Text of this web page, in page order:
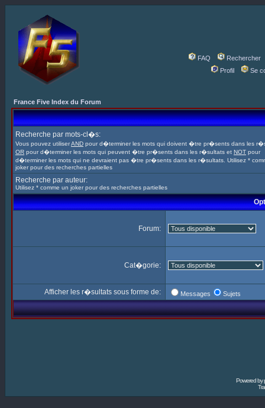
FAQ
Rechercher
Profil
Se
France Five Index du Forum
Recherche par mots-cl�s:
Vous pouvez utiliserAND pour d�terminer les mots qui doivent �tre pr�sents dans les
OR pour d�terminer les mots qui peuvent �tre pr�sents dans les r�sultats et NOT pour
d�terminer les mots qui ne devraient pas �tre pr�sents dans les r�sultats. Utilisez *
joker pour des recherches partielles
Recherche par auteur:
Utilisez * comme un joker pour des recherches partielles
Forum:
Cat�gorie:
Afficher les r�sultats sous forme de: Messages Sujets
Powered by